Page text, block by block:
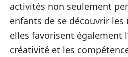
activités non seulement
enfants de se découvrir les
elles favorisent également
créativité et les